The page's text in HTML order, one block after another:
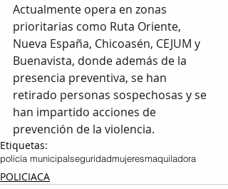
Actualmente opera en zonas
prioritarias como Ruta Oriente,
Nueva España, Chicoasén, CEJUM y
Buenavista, donde además de la
presencia preventiva, se han
retirado personas sospechosas y se
han impartido acciones de
prevención de la violencia.
Etiquetas:
policía municipalseguridadmujeresmaquiladora
POLICIACA